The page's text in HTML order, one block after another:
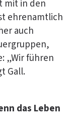
mit in den
ehrenamtlich
auch
„Wir führen
Gall.
das Leben